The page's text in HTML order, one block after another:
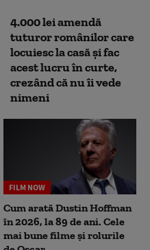
4.000 lei amendă
tuturor românilor care
locuiesc la casă și fac
acest lucru în curte,
crezând că nu îi vede
nimeni
FILM NOW
Cum arată Dustin Hoffman
în 2026, la 89 de ani. Cele
mai bune filme și rolurile